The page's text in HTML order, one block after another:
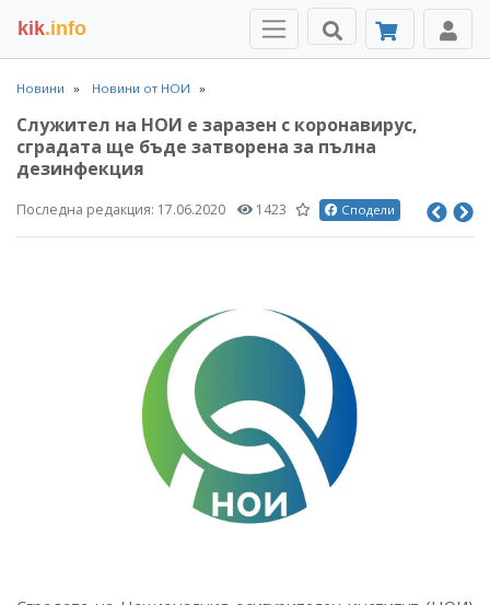
kik.info
Новини Новини от НОИ
Служител на НОИ е заразен с коронавирус,
сградата ще бъде затворена за пълна
дезинфекция
Последна редакция: 17.06.2020 1423 Сподели